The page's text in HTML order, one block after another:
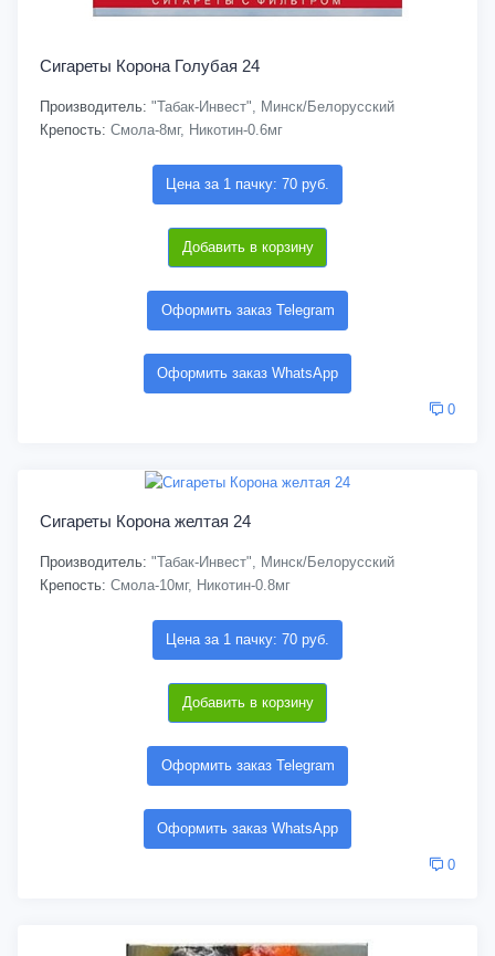
Сигареты Корона Голубая 24
Производитель: "Табак-Инвест", Минск/Белорусский
Крепость: Смола-8мг, Никотин-0.6мг
Цена за 1 пачку: 70 руб.
Добавить в корзину
Оформить заказ Telegram
Оформить заказ WhatsApp
0
Сигареты Корона желтая 24
Производитель: "Табак-Инвест", Минск/Белорусский
Крепость: Смола-10мг, Никотин-0.8мг
Цена за 1 пачку: 70 руб.
Добавить в корзину
Оформить заказ Telegram
Оформить заказ WhatsApp
0